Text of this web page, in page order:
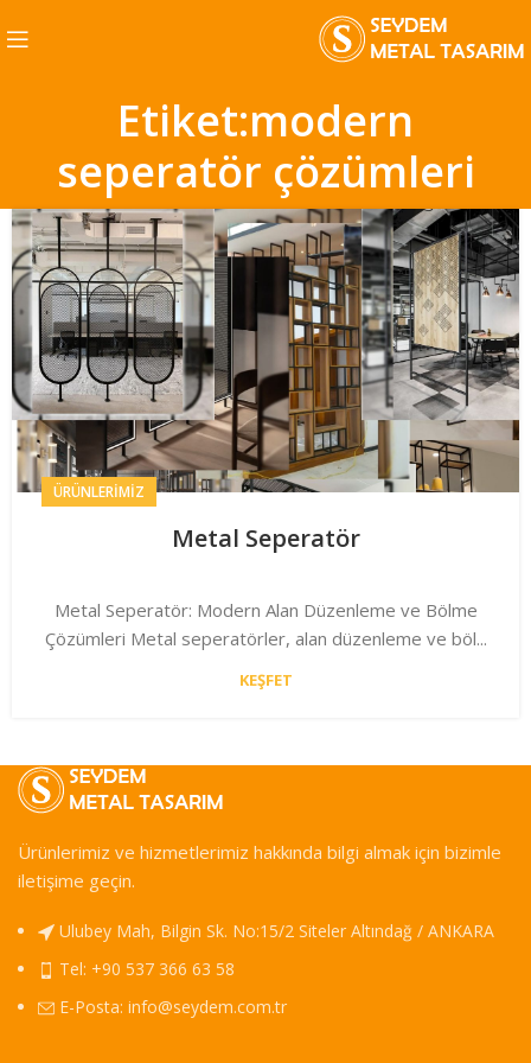
Etiket:modern
seperatör çözümleri
ÜRÜNLERIMIZ
Metal Seperatör
Metal Seperatör: Modern Alan Düzenleme ve Bölme
Çözümleri Metal seperatörler, alan düzenleme ve böl...
KEŞFET
Ürünlerimiz ve hizmetlerimiz hakkında bilgi almak için bizimle
iletişime geçin.
Ulubey Mah, Bilgin Sk. No:15/2 Siteler Altındağ / ANKARA
Tel: +90 537 366 63 58
E-Posta: info@seydem.com.tr